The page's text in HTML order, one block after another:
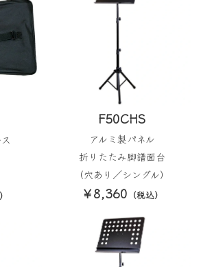
F50CHS
アルミ製パネル
折りたたみ脚譜面台
（穴あり／シングル）
￥8,360 （税込）